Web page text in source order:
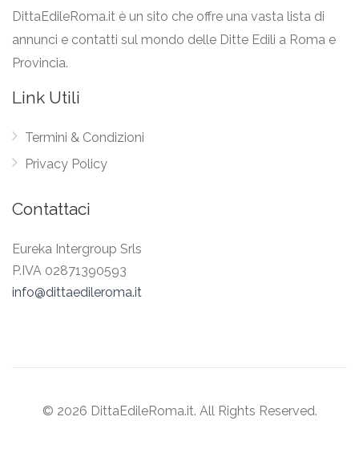
DittaEdileRoma.it è un sito che offre una vasta lista di
annunci e contatti sul mondo delle Ditte Edili a Roma e
Provincia.
Link Utili
Termini & Condizioni
Privacy Policy
Contattaci
Eureka Intergroup Srls
P.IVA 02871390593
info@dittaedileroma.it
© 2026 DittaEdileRoma.it. All Rights Reserved.